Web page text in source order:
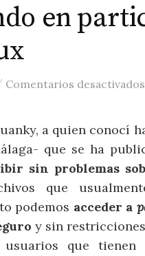
en
Comentarios desactivados
a quien conocí
que se ha
sin problemas
que
podemos acceder a
y sin
que tienen